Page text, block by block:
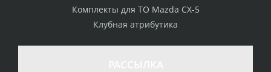
Комплекты для ТО Mazda CX-5
Клубная атрибутика